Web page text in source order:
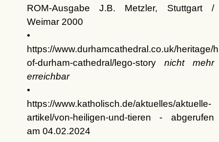
ROM-Ausgabe J.B. Metzler, Stuttgart /
Weimar 2000
•
https://www.durhamcathedral.co.uk/heritage/
of-durham-cathedral/lego-story nicht mehr
erreichbar
•
https://www.katholisch.de/aktuelles/aktuelle-
artikel/von-heiligen-und-tieren - abgerufen
am 04.02.2024